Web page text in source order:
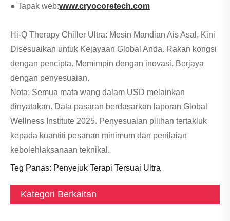
● Tapak web:www.cryocoretech.com
Hi-Q Therapy Chiller Ultra: Mesin Mandian Ais Asal, Kini
Disesuaikan untuk Kejayaan Global Anda. Rakan kongsi
dengan pencipta. Memimpin dengan inovasi. Berjaya
dengan penyesuaian.
Nota: Semua mata wang dalam USD melainkan
dinyatakan. Data pasaran berdasarkan laporan Global
Wellness Institute 2025. Penyesuaian pilihan tertakluk
kepada kuantiti pesanan minimum dan penilaian
kebolehlaksanaan teknikal.
Teg Panas: Penyejuk Terapi Tersuai Ultra
Kategori Berkaitan